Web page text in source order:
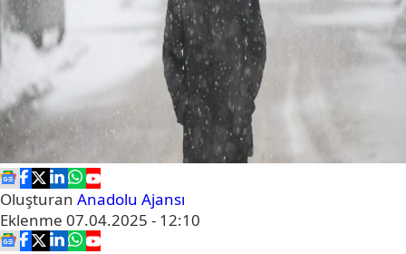
Oluşturan Anadolu Ajansı
Eklenme 07.04.2025 - 12:10